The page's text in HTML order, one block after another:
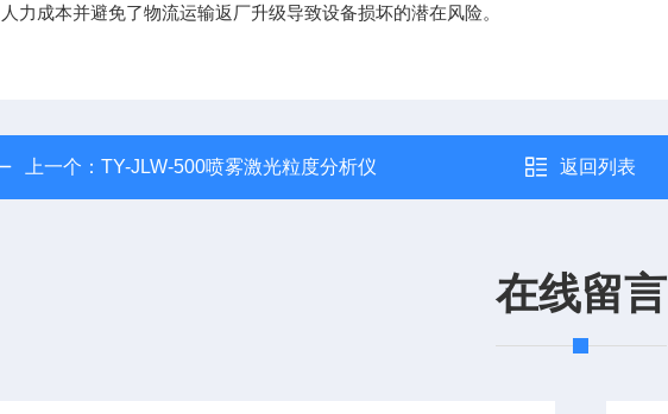
人力成本并避免了物流运输返厂升级导致设备损坏的潜在风险。
上一个： TY-JLW-500喷雾激光粒度分析仪 返回列表
在线留言